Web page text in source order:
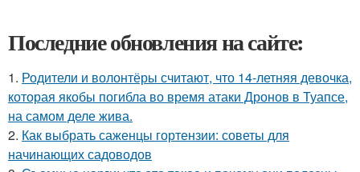
Последние обновления на сайте:
1. Родители и волонтёры считают, что 14-летняя девочка,
которая якобы погибла во время атаки Дронов в Туапсе,
на самом деле жива.
2. Как выбрать саженцы гортензии: советы для
начинающих садоводов